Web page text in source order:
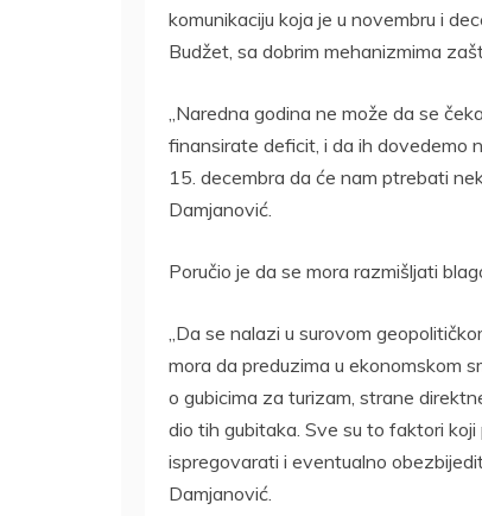
komunikaciju koja je u novembru i
Budžet, sa dobrim mehanizmima
„Naredna godina ne može da se
finansirate deficit, i da ih dovedemo
15. decembra da će nam ptrebati
Damjanović.
Poručio je da se mora razmišljati
„Da se nalazi u surovom
mora da preduzima u ekonomskom
o gubicima za turizam, strane
dio tih gubitaka. Sve su to faktori
ispregovarati i eventualno
Damjanović.